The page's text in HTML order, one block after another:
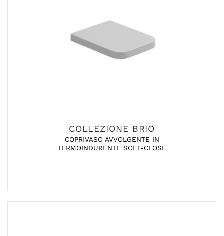
COLLEZIONE BRIO
COPRIVASO AVVOLGENTE IN
TERMOINDURENTE SOFT-CLOSE